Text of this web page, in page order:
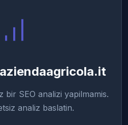
bir SEO analizi yapilmamis.
analiz baslatin.